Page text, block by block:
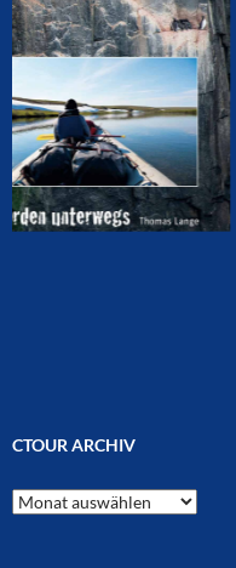
CTOUR ARCHIV
CTOUR
Archiv